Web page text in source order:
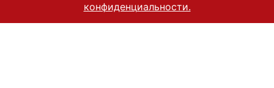
конфиденциальности.